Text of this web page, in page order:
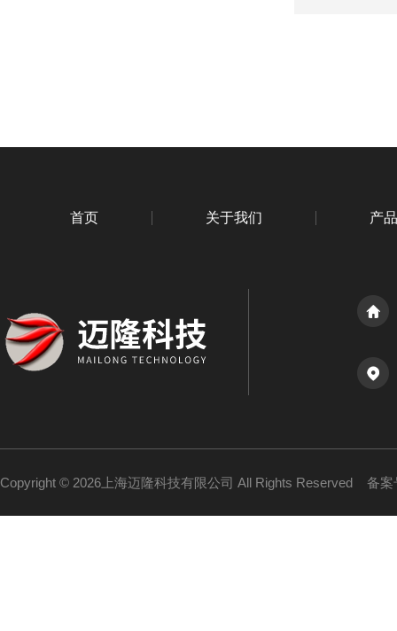
首页 关于我们 产
Copyright © 2026上海迈隆科技有限公司 All Rights Reserved 备案